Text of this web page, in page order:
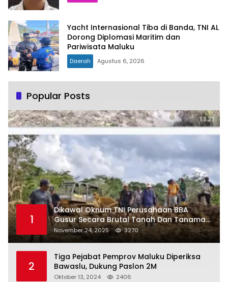
Yacht Internasional Tiba di Banda, TNI AL
Dorong Diplomasi Maritim dan
Pariwisata Maluku
Daerah Agustus 6, 2026
Popular Posts
1
Dikawal Oknum TNI Perusahaan BBA
Gusur Secara Brutal Tanah Dan Tanaman
Warga, Akademisi Unpatti Minta Pangdam
Tertibkan Anggotanya
November 24, 2025 3270
2
Tiga Pejabat Pemprov Maluku Diperiksa
Bawaslu, Dukung Paslon 2M
Oktober 13, 2024 2406